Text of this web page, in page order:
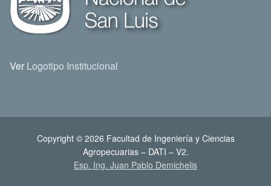
Ver Logotipo Institucional
Copyright © 2026 Facultad de Ingeniería y Ciencias
Agropecuarias – DATI – V2.
Esp. Ing. Juan Pablo Demichelis